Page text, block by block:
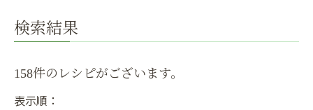
検索結果
158件のレシピがございます。
表示順：